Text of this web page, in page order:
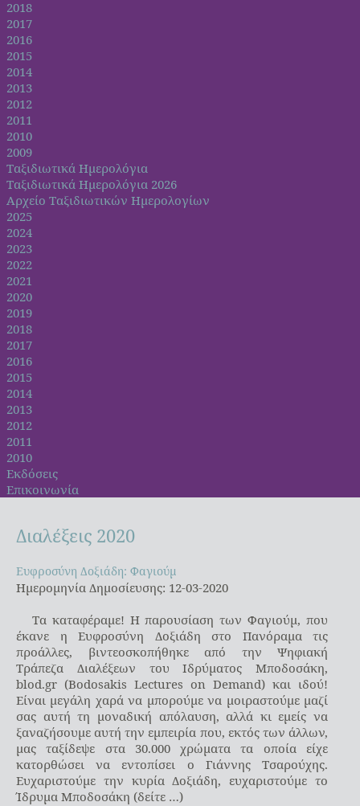
2018
2017
2016
2015
2014
2013
2012
2011
2010
2009
Ταξιδιωτικά Ημερολόγια
Ταξιδιωτικά Ημερολόγια 2026
Αρχείο Ταξιδιωτικών Ημερολογίων
2025
2024
2023
2022
2021
2020
2019
2018
2017
2016
2015
2014
2013
2012
2011
2010
Εκδόσεις
Επικοινωνία
Διαλέξεις 2020
Ευφροσύνη Δοξιάδη: Φαγιούμ
Ευφροσύνη Δοξιάδη: Φαγιούμ
Ημερομηνία Δημοσίευσης: 12-03-2020
Τα καταφέραμε! Η παρουσίαση των Φαγιούμ, που
έκανε η Ευφροσύνη Δοξιάδη στο Πανόραμα τις
προάλλες, βιντεοσκοπήθηκε από την Ψηφιακή
Τράπεζα Διαλέξεων του Ιδρύματος Μποδοσάκη,
blod.gr (Bodosakis Lectures on Demand) και ιδού!
Είναι μεγάλη χαρά να μπορούμε να μοιραστούμε μαζί
σας αυτή τη μοναδική απόλαυση, αλλά κι εμείς να
ξαναζήσουμε αυτή την εμπειρία που, εκτός των άλλων,
μας ταξίδεψε στα 30.000 χρώματα τα οποία είχε
κατορθώσει να εντοπίσει ο Γιάννης Τσαρούχης.
Ευχαριστούμε την κυρία Δοξιάδη, ευχαριστούμε το
Ίδρυμα Μποδοσάκη (δείτε …)